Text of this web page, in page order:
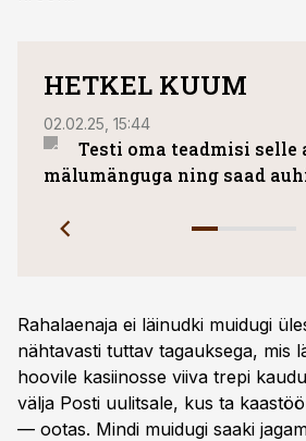
HETKEL KUUM
02.02.25, 15:44
Testi oma teadmisi selle
mälumänguga ning saad
Rahalaenaja ei läinudki muidugi
nähtavasti tuttav tagauksega, mis
hoovile kasiinosse viiva trepi
välja Posti uulitsale, kus ta
— ootas. Mindi muidugi saaki